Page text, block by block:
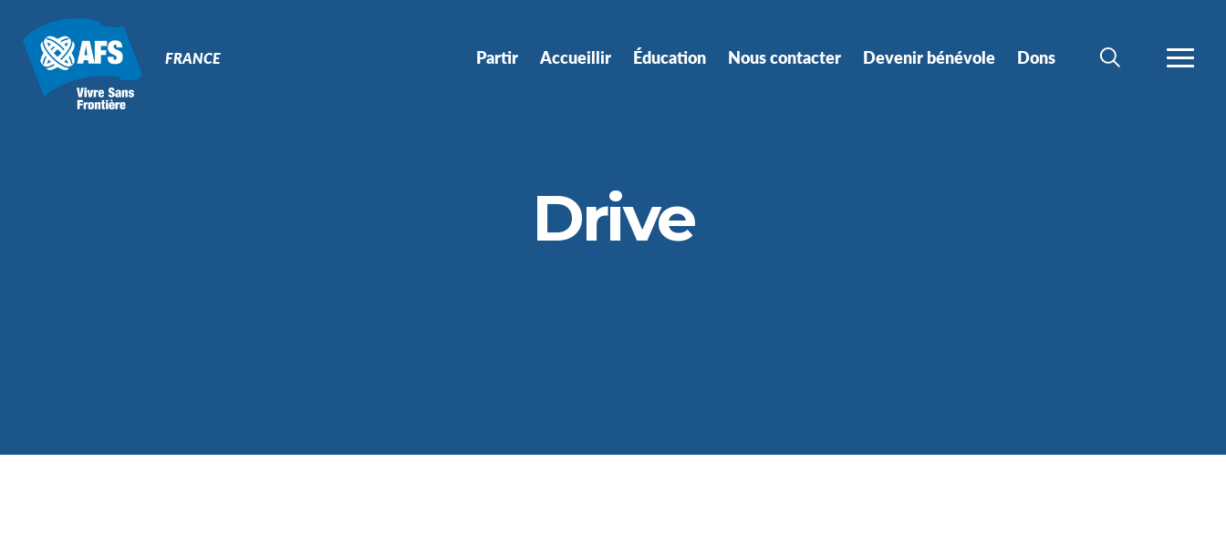
FRANCE Partir Accueillir Éducation Nous contacter Devenir bénévole Dons
CHERCHERPLUS
Drive